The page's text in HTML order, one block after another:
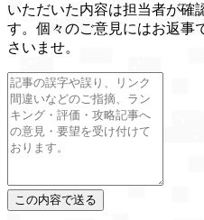
いただいた内容は担当者が確
す。個々のご意見にはお返事
さいませ。